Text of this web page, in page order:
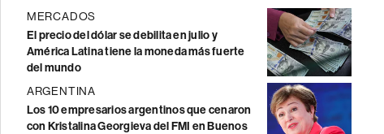
MERCADOS
El precio del dólar se debilita en julio y
América Latina tiene la moneda más fuerte
del mundo
ARGENTINA
Los 10 empresarios argentinos que cenaron
con Kristalina Georgieva del FMI en Buenos